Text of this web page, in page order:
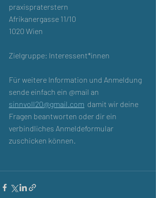
praxispraterstern
Afrikanergasse 11/10
1020 Wien
Zielgruppe: Interessent*innen
Für weitere Information und Anmeldung
sende einfach ein @mail an
sinnvoll20@gmail.com
  damit wir deine
Fragen beantworten oder dir ein
verbindliches Anmeldeformular
zuschicken können.